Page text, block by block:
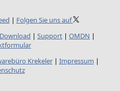
| Folgen Sie uns auf
Download | Support | OMDN |
Krekeler| Impressum |